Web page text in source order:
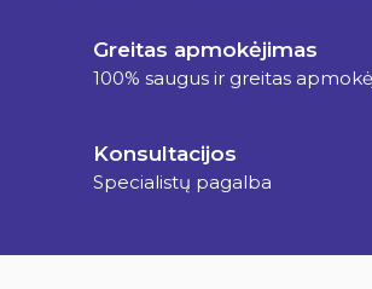
Greitas apmokėjimas
100% saugus ir greitas
Konsultacijos
Specialistų pagalba